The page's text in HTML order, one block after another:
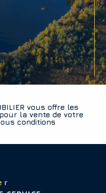
la vente de votre
conditions